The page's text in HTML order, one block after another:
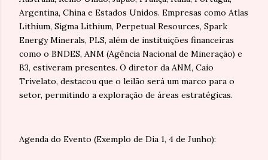
Argentina, China e Estados Unidos. Empresas como Atlas
Lithium, Sigma Lithium, Perpetual Resources, Spark
Energy Minerals, PLS, além de instituições financeiras
como o BNDES, ANM (Agência Nacional de Mineração) e
B3, estiveram presentes. O diretor da ANM, Caio
Trivelato, destacou que o leilão será um marco para o
setor, permitindo a exploração de áreas estratégicas.
Agenda do Evento (Exemplo de Dia 1, 4 de Junho):